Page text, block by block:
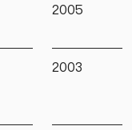
2005
2003